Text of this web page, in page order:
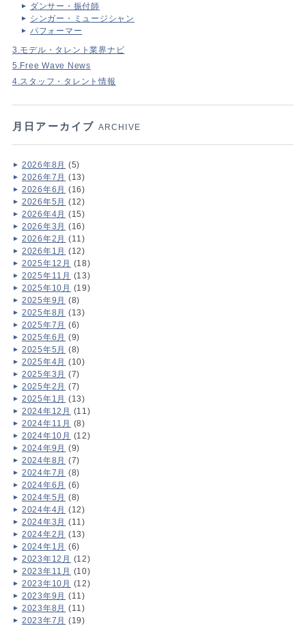
ダンサー・振付師
シンガー・ミュージシャン
パフォーマー
3.モデル・タレント業界ナビ
5.Free Wave News
4.スタッフ・タレント情報
月日アーカイブ ARCHIVE
2026年8月 (5)
2026年7月 (13)
2026年6月 (16)
2026年5月 (12)
2026年4月 (15)
2026年3月 (16)
2026年2月 (11)
2026年1月 (12)
2025年12月 (18)
2025年11月 (13)
2025年10月 (19)
2025年9月 (8)
2025年8月 (13)
2025年7月 (6)
2025年6月 (9)
2025年5月 (8)
2025年4月 (10)
2025年3月 (7)
2025年2月 (7)
2025年1月 (13)
2024年12月 (11)
2024年11月 (8)
2024年10月 (12)
2024年9月 (9)
2024年8月 (7)
2024年7月 (8)
2024年6月 (6)
2024年5月 (8)
2024年4月 (12)
2024年3月 (11)
2024年2月 (13)
2024年1月 (6)
2023年12月 (12)
2023年11月 (10)
2023年10月 (12)
2023年9月 (11)
2023年8月 (11)
2023年7月 (19)